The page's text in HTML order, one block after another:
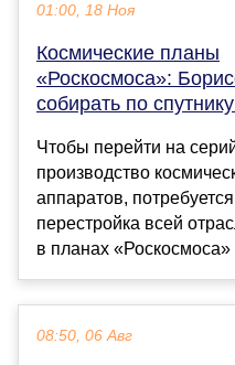
01:00, 18 Ноя
Космические планы
«Роскосмоса»:
собирать по
Чтобы перейти на
производство
аппаратов,
перестройка всей
в планах
08:50, 06 Авг